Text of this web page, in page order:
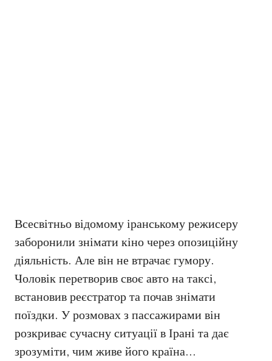
Всесвітньо відомому іранському режисеру
заборонили знімати кіно через опозиційну
діяльність. Але він не втрачає гумору.
Чоловік перетворив своє авто на таксі,
встановив реєстратор та почав знімати
поїздки. У розмовах з пассажирами він
розкриває сучасну ситуації в Ірані та дає
зрозуміти, чим живе його країна…